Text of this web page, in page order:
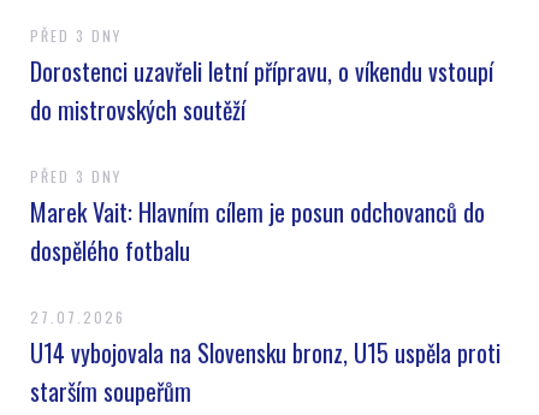
PŘED 3 DNY
Dorostenci uzavřeli letní přípravu, o víkendu vstoupí
do mistrovských soutěží
PŘED 3 DNY
Marek Vait: Hlavním cílem je posun odchovanců do
dospělého fotbalu
27.07.2026
U14 vybojovala na Slovensku bronz, U15 uspěla proti
starším soupeřům